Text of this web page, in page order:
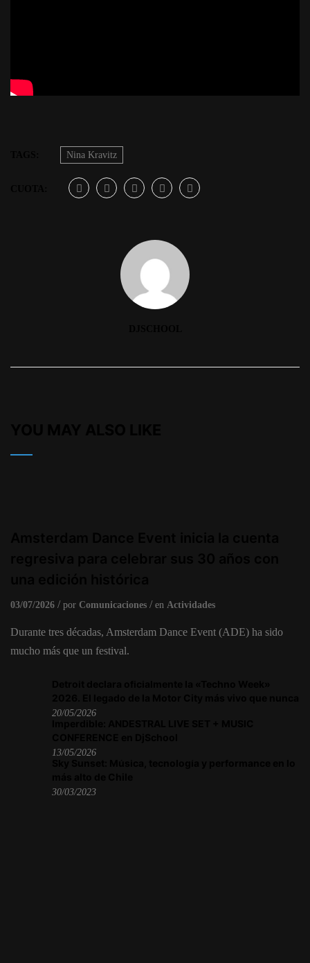
Nina Kravitz
03/07/2026 por Comunicaciones en Actividades
Durante tres décadas, Amsterdam Dance Event (ADE) ha sido
mucho más que un festival.
20/05/2026
13/05/2026
30/03/2023